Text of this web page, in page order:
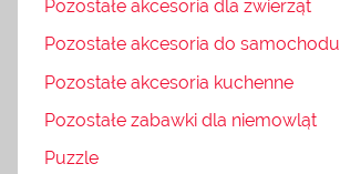
Pozostałe akcesoria dla zwierząt
Pozostałe akcesoria do samochodu
Pozostałe akcesoria kuchenne
Pozostałe zabawki dla niemowląt
Puzzle